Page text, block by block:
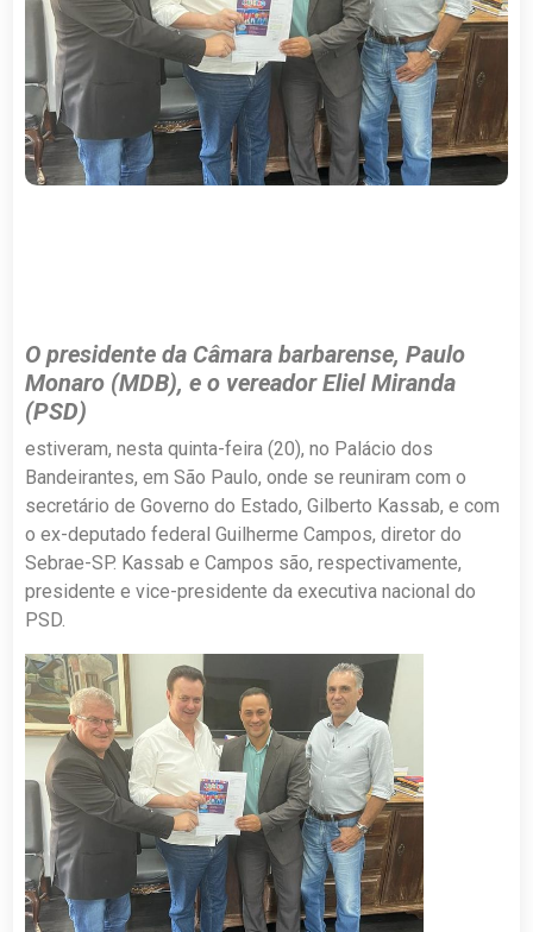
O presidente da Câmara barbarense, Paulo
Monaro (MDB), e o vereador Eliel Miranda
(PSD)
estiveram, nesta quinta-feira (20), no Palácio dos
Bandeirantes, em São Paulo, onde se reuniram com o
secretário de Governo do Estado, Gilberto Kassab, e com
o ex-deputado federal Guilherme Campos, diretor do
Sebrae-SP. Kassab e Campos são, respectivamente,
presidente e vice-presidente da executiva nacional do
PSD.